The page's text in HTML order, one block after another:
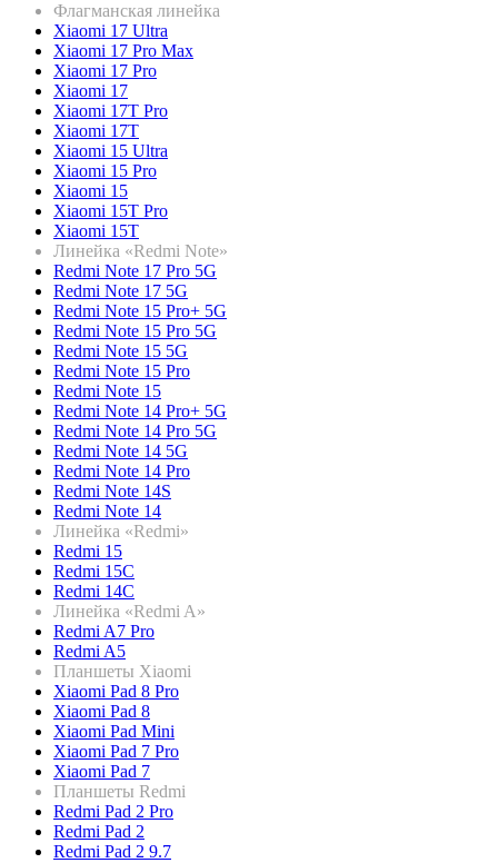
Флагманская линейка
Xiaomi 17 Ultra
Xiaomi 17 Pro Max
Xiaomi 17 Pro
Xiaomi 17
Xiaomi 17T Pro
Xiaomi 17T
Xiaomi 15 Ultra
Xiaomi 15 Pro
Xiaomi 15
Xiaomi 15T Pro
Xiaomi 15T
Линейка «Redmi Note»
Redmi Note 17 Pro 5G
Redmi Note 17 5G
Redmi Note 15 Pro+ 5G
Redmi Note 15 Pro 5G
Redmi Note 15 5G
Redmi Note 15 Pro
Redmi Note 15
Redmi Note 14 Pro+ 5G
Redmi Note 14 Pro 5G
Redmi Note 14 5G
Redmi Note 14 Pro
Redmi Note 14S
Redmi Note 14
Линейка «Redmi»
Redmi 15
Redmi 15C
Redmi 14C
Линейка «Redmi A»
Redmi A7 Pro
Redmi A5
Планшеты Xiaomi
Xiaomi Pad 8 Pro
Xiaomi Pad 8
Xiaomi Pad Mini
Xiaomi Pad 7 Pro
Xiaomi Pad 7
Планшеты Redmi
Redmi Pad 2 Pro
Redmi Pad 2
Redmi Pad 2 9.7